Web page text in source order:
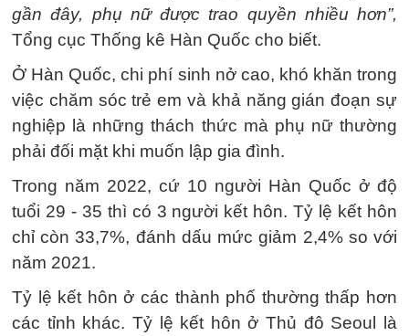
gần đây, phụ nữ được trao quyền nhiều hơn”,
Tổng cục Thống kê Hàn Quốc cho biết.
Ở Hàn Quốc, chi phí sinh nở cao, khó khăn trong
việc chăm sóc trẻ em và khả năng gián đoạn sự
nghiệp là những thách thức mà phụ nữ thường
phải đối mặt khi muốn lập gia đình.
Trong năm 2022, cứ 10 người Hàn Quốc ở độ
tuổi 29 - 35 thì có 3 người kết hôn. Tỷ lệ kết hôn
chỉ còn 33,7%, đánh dấu mức giảm 2,4% so với
năm 2021.
Tỷ lệ kết hôn ở các thành phố thường thấp hơn
các tỉnh khác. Tỷ lệ kết hôn ở Thủ đô Seoul là